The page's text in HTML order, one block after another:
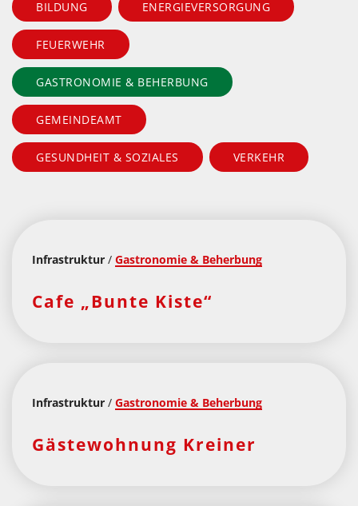
BILDUNG ENERGIEVERSORGUNG
FEUERWEHR
GASTRONOMIE & BEHERBUNG
GEMEINDEAMT
GESUNDHEIT & SOZIALES VERKEHR
Infrastruktur / Gastronomie & Beherbung
Cafe „Bunte Kiste“
Infrastruktur / Gastronomie & Beherbung
Gästewohnung Kreiner